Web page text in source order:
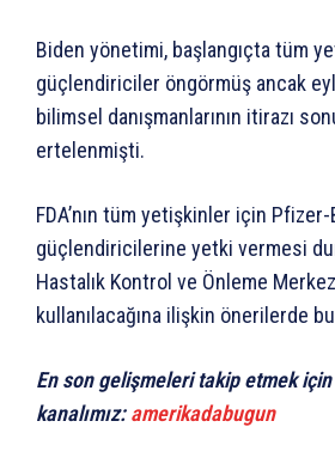
Biden yönetimi, başlangıçta tüm
güçlendiriciler öngörmüş ancak
bilimsel danışmanlarının itirazı
ertelenmişti.
FDA’nın tüm yetişkinler için
güçlendiricilerine yetki vermesi
Hastalık Kontrol ve Önleme
kullanılacağına ilişkin önerilerde
En son gelişmeleri takip etmek
kanalımız:amerikadabugun